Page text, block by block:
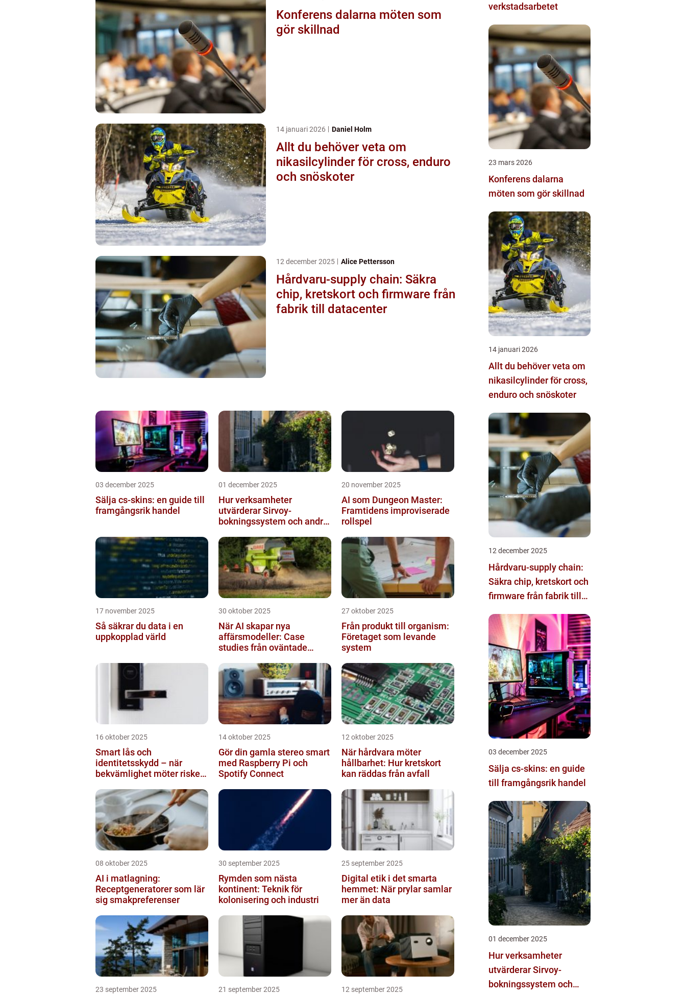
Konferens dalarna möten som
gör skillnad
14 januari 2026 Daniel Holm
Allt du behöver veta om
nikasilcylinder för cross, enduro
och snöskoter
12 december 2025 Alice Pettersson
Hårdvaru-supply chain: Säkra
chip, kretskort och firmware från
fabrik till datacenter
03 december 2025
Sälja cs-skins: en guide till
framgångsrik handel
01 december 2025
Hur verksamheter
utvärderar Sirvoy-
bokningssystem och andra
20 november 2025
AI som Dungeon Master:
Framtidens improviserade
rollspel
17 november 2025
Så säkrar du data i en
uppkopplad värld
30 oktober 2025
När AI skapar nya
affärsmodeller: Case
studies från oväntade
27 oktober 2025
Från produkt till organism:
Företaget som levande
system
16 oktober 2025
Smart lås och
identitetsskydd – när
bekvämlighet möter risker
14 oktober 2025
Gör din gamla stereo smart
med Raspberry Pi och
Spotify Connect
12 oktober 2025
När hårdvara möter
hållbarhet: Hur kretskort
kan räddas från avfall
08 oktober 2025
AI i matlagning:
Receptgeneratorer som lär
sig smakpreferenser
30 september 2025
Rymden som nästa
kontinent: Teknik för
kolonisering och industri
25 september 2025
Digital etik i det smarta
hemmet: När prylar samlar
mer än data
23 september 2025 21 september 2025 12 september 2025
verkstadsarbetet
23 mars 2026
Konferens dalarna
möten som gör skillnad
14 januari 2026
Allt du behöver veta om
nikasilcylinder för cross,
enduro och snöskoter
12 december 2025
Hårdvaru-supply chain:
Säkra chip, kretskort och
firmware från fabrik till
03 december 2025
Sälja cs-skins: en guide
till framgångsrik handel
01 december 2025
Hur verksamheter
utvärderar Sirvoy-
bokningssystem och